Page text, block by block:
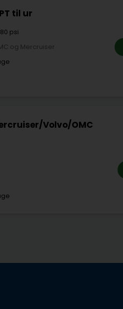
til ur
psi
og Mercruiser
Volvo/OMC